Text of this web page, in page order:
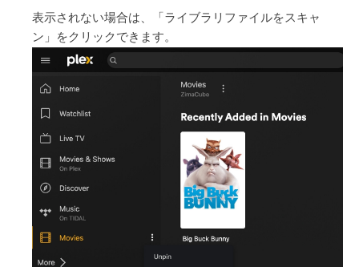
表示されない場合は、「ライブラリファイルをスキャ
ン」をクリックできます。